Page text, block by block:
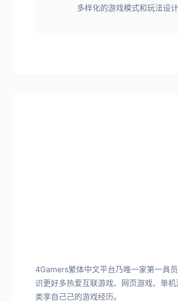
多样化的游戏模式和玩法设计
4Gamers繁体中文平台乃唯一家第一具
识更好多热爱互联游戏、网页游戏、单
类享自己己的游戏经历。